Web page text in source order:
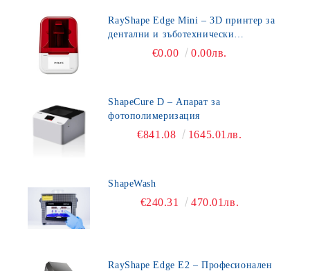
RayShape Edge Mini – 3D принтер за
дентални и зъботехнически
приложения€0.00 0.00лв.
ShapeCure D – Апарат за
фотополимеризация
€841.08 1645.01лв.
ShapeWash
€240.31 470.01лв.
RayShape Edge E2 – Професионален